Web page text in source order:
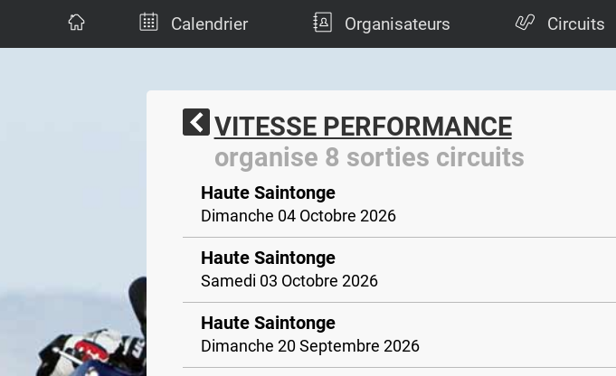
Calendrier Organisateurs Circuits
VITESSE PERFORMANCE
organise 8 sorties circuits
Haute Saintonge
Dimanche 04 Octobre 2026
Haute Saintonge
Samedi 03 Octobre 2026
Haute Saintonge
Dimanche 20 Septembre 2026